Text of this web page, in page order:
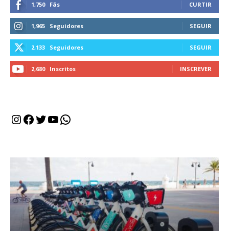
1,750 Fãs CURTIR
1,965 Seguidores SEGUIR
2,133 Seguidores SEGUIR
2,680 Inscritos INSCREVER
Instagram
Facebook
Twitter
Youtube
WhatsApp